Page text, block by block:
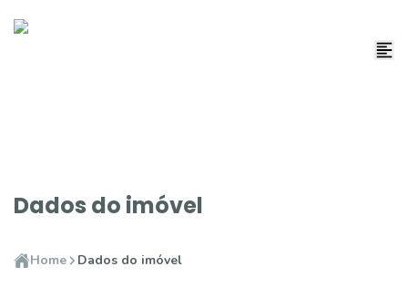
Dados do imóvel
Home Dados do imóvel